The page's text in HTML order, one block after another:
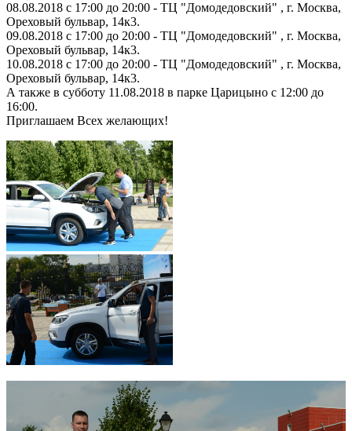
08.08.2018 с 17:00 до 20:00 - ТЦ "Домодедовский" , г. Москва,
Ореховый бульвар, 14к3.
09.08.2018 с 17:00 до 20:00 - ТЦ "Домодедовский" , г. Москва,
Ореховый бульвар, 14к3.
10.08.2018 с 17:00 до 20:00 - ТЦ "Домодедовский" , г. Москва,
Ореховый бульвар, 14к3.
А также в субботу 11.08.2018 в парке Царицыно с 12:00 до
16:00.
Приглашаем Всех желающих!